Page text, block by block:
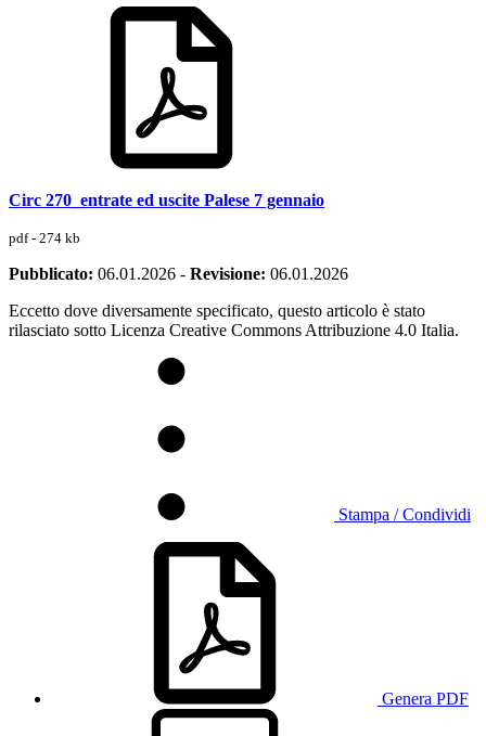
Circ 270_entrate ed uscite Palese 7 gennaio
pdf - 274 kb
Pubblicato: 06.01.2026 - Revisione: 06.01.2026
Eccetto dove diversamente specificato, questo articolo è stato
rilasciato sotto Licenza Creative Commons Attribuzione 4.0 Italia.
Stampa / Condividi
Genera PDF